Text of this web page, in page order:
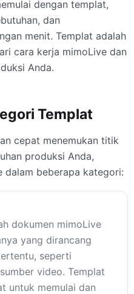
dengan templat,
dan
menit. Templat adalah
cara kerja mimoLive dan
Anda.
Templat
cepat menemukan titik
produksi Anda,
dalam beberapa kategori:
dokumen mimoLive
yang dirancang
seperti
video. Templat
untuk memulai dan